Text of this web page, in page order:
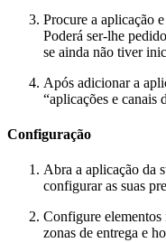
Procure a aplicação
Poderá ser-lhe
se ainda não tiver
Após adicionar a
“aplicações e canais
Configuração
Abra a aplicação da
configurar as suas
Configure elementos
zonas de entrega e